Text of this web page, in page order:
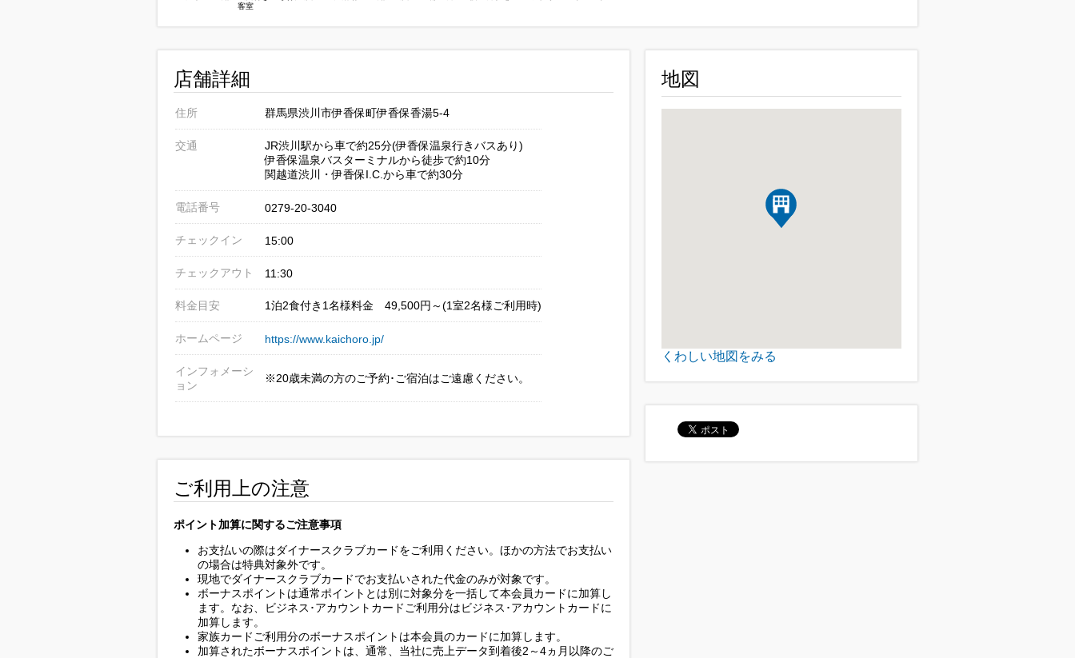
客室
店舗詳細
住所 群馬県渋川市伊香保町伊香保香湯5-4
交通
JR渋川駅から車で約25分(伊香保温泉行きバスあり)
伊香保温泉バスターミナルから徒歩で約10分
関越道渋川・伊香保I.C.から車で約30分
電話番号 0279-20-3040
チェックイン 15:00
チェックアウト 11:30
料金目安 1泊2食付き1名様料金 49,500円～(1室2名様ご利用時)
ホームページ https://www.kaichoro.jp/
インフォメーシ
ョン
※20歳未満の方のご予約･ご宿泊はご遠慮ください。
ご利用上の注意
ポイント加算に関するご注意事項
お支払いの際はダイナースクラブカードをご利用ください。ほかの方法でお支払い
の場合は特典対象外です。
現地でダイナースクラブカードでお支払いされた代金のみが対象です。
ボーナスポイントは通常ポイントとは別に対象分を一括して本会員カードに加算し
ます。なお、ビジネス･アカウントカードご利用分はビジネス･アカウントカードに
加算します。
家族カードご利用分のボーナスポイントは本会員のカードに加算します。
加算されたボーナスポイントは、通常、当社に売上データ到着後2～4ヵ月以降のご
地図
くわしい地図をみる